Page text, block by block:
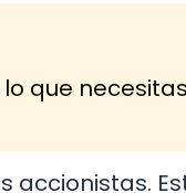
que
accionistas.